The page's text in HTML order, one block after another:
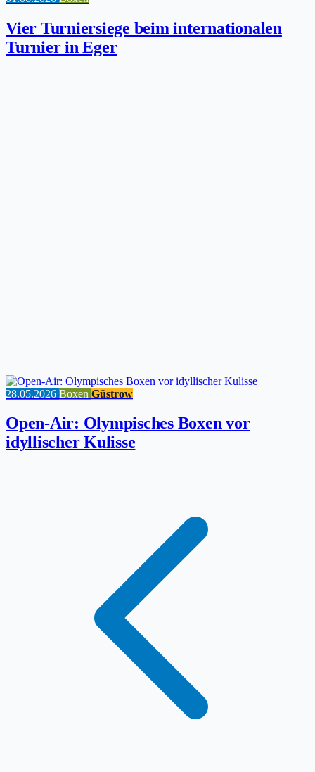
Vier Turniersiege beim internationalen
Turnier in Eger
28.05.2026 Boxen Güstrow
Open-Air: Olympisches Boxen vor
idyllischer Kulisse